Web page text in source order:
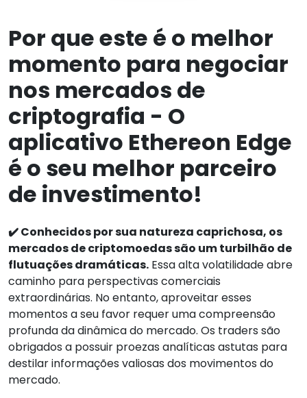
Por que este é o melhor
momento para negociar
nos mercados de
criptografia - O
aplicativo Ethereon Edge
é o seu melhor parceiro
de investimento!
✔️ Conhecidos por sua natureza caprichosa, os
mercados de criptomoedas são um turbilhão de
flutuações dramáticas. Essa alta volatilidade abre
caminho para perspectivas comerciais
extraordinárias. No entanto, aproveitar esses
momentos a seu favor requer uma compreensão
profunda da dinâmica do mercado. Os traders são
obrigados a possuir proezas analíticas astutas para
destilar informações valiosas dos movimentos do
mercado.